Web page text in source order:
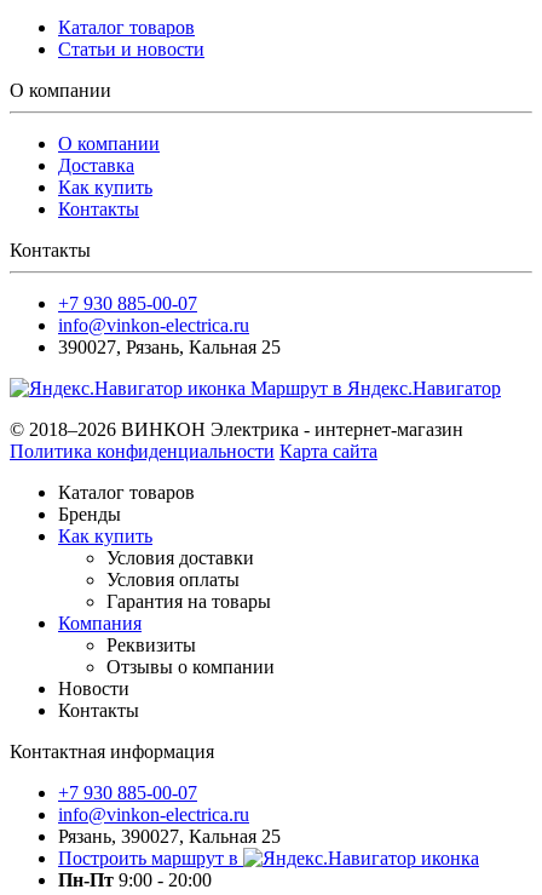
Каталог товаров
Статьи и новости
О компании
О компании
Доставка
Как купить
Контакты
Контакты
+7 930 885-00-07
info@vinkon-electrica.ru
390027, Рязань, Кальная 25
Маршрут в Яндекс.Навигатор
© 2018–2026 ВИНКОН Электрика - интернет-магазин
Политика конфиденциальности Карта сайта
Каталог товаров
Бренды
Как купить
Условия доставки
Условия оплаты
Гарантия на товары
Компания
Реквизиты
Отзывы о компании
Новости
Контакты
Контактная информация
+7 930 885-00-07
info@vinkon-electrica.ru
Рязань, 390027, Кальная 25
Построить маршрут в
Пн-Пт 9:00 - 20:00